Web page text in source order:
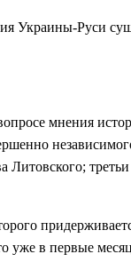
Украины-Руси
мнения
уже в первые